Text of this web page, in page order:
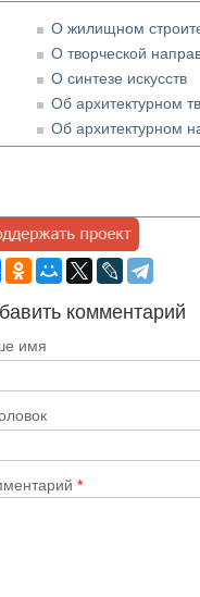
О жилищном
О творческой
О синтезе искусств
Об архитектурном
Об архитектурном
комментарий
имя
*